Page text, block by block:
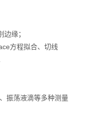
缘；
方程拟合、切线
振荡液滴等多种测量